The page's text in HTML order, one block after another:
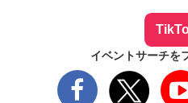
イベントサーチを